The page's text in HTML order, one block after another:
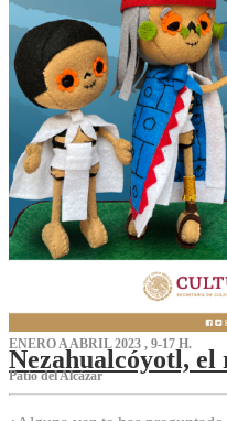
ENERO A ABRIL 2023 , 9-17 H.
Nezahualcóyotl, el
Patio del Alcázar